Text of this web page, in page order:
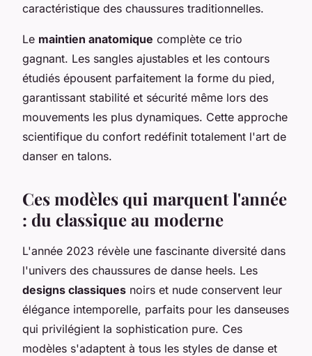
caractéristique des chaussures traditionnelles.
Le maintien anatomique complète ce trio
gagnant. Les sangles ajustables et les contours
étudiés épousent parfaitement la forme du pied,
garantissant stabilité et sécurité même lors des
mouvements les plus dynamiques. Cette approche
scientifique du confort redéfinit totalement l'art de
danser en talons.
Ces modèles qui marquent l'année
: du classique au moderne
L'année 2023 révèle une fascinante diversité dans
l'univers des chaussures de danse heels. Les
designs classiques noirs et nude conservent leur
élégance intemporelle, parfaits pour les danseuses
qui privilégient la sophistication pure. Ces
modèles s'adaptent à tous les styles de danse et